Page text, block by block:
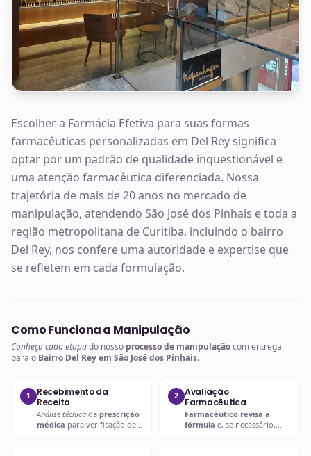
Escolher a Farmácia Efetiva para suas formas
farmacêuticas personalizadas em Del Rey significa
optar por um padrão de qualidade inquestionável e
uma atenção farmacêutica diferenciada. Nossa
trajetória de mais de 20 anos no mercado de
manipulação, atendendo São José dos Pinhais e toda a
região metropolitana de Curitiba, incluindo o bairro
Del Rey, nos confere uma autoridade e expertise que
se refletem em cada formulação.
Como Funciona a Manipulação
Conheça cada etapado nosso processo de manipulaçãocom entrega
para o Bairro Del Rey em São José dos Pinhais.
1
Recebimento da
Receita
Análise técnica da prescrição
médica para verificação de
2
Avaliação
Farmacêutica
Farmacêutico revisa a
fórmula e, se necessário,